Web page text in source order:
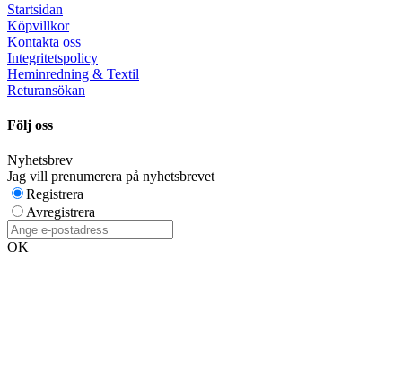
Startsidan
Köpvillkor
Kontakta oss
Integritetspolicy
Heminredning & Textil
Returansökan
Följ oss
Nyhetsbrev
Jag vill prenumerera på nyhetsbrevet
Registrera
Avregistrera
OK